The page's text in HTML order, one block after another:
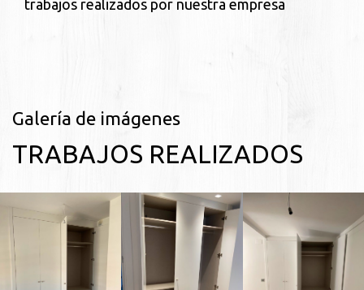
trabajos realizados por nuestra empresa
Galería de imágenes
TRABAJOS REALIZADOS